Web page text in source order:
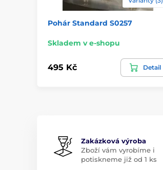
Pohár Standard S0257
Skladem v e-shopu
495 Kč Detail
Zakázková výroba
Zboží vám vyrobíme i
potiskneme již od 1 ks